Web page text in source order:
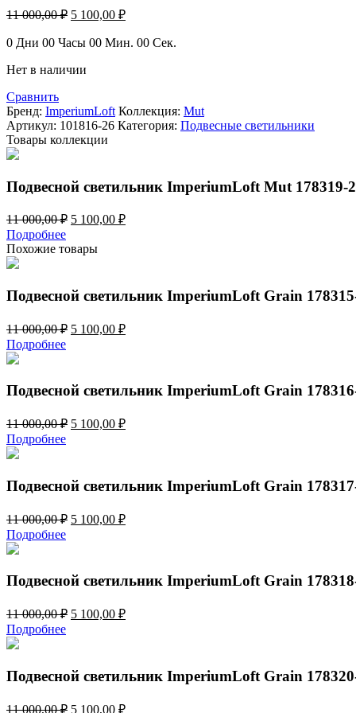
11 000,00₽ Первоначальная
составляла
000,00 ₽.
5 100,00 ₽Текущая
5
0 Дни 00 Часы 00 Мин. 00 Сек.
Нет в наличии
Сравнить
Бренд: ImperiumLoft Коллекция: Mut
Артикул: 101816-26 Категория: Подвесные светильники
Товары коллекции
Подвесной светильник ImperiumLoft Mut 178319-
11 000,00₽ Первоначальная
составляла
5 100,00 ₽Текущая
Подробнее
Похожие товары
Подвесной светильник ImperiumLoft Grain
11 000,00₽ Первоначальная
000,00 ₽.
5 100,00 ₽Текущая
Подробнее
Подвесной светильник ImperiumLoft Grain
11 000,00₽ Первоначальная
000,00 ₽.
5 100,00 ₽Текущая
Подробнее
Подвесной светильник ImperiumLoft Grain
11 000,00₽ Первоначальная
000,00 ₽.
5 100,00 ₽Текущая
Подробнее
Подвесной светильник ImperiumLoft Grain
11 000,00₽ Первоначальная
000,00 ₽.
5 100,00 ₽Текущая
Подробнее
Подвесной светильник ImperiumLoft Grain
11 000,00₽ Первоначальная
5 100,00 ₽Текущая